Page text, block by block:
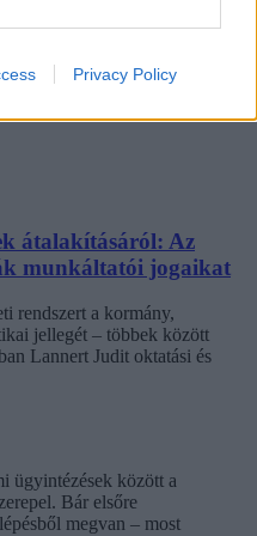
Privacy Policy
foglalkozás, újra az
javasolta az
a Magyar
átalakításáról: Az
munkáltatói jogaikat
rendszert a kormány,
jellegét – többek között
Lannert Judit oktatási és
ügyintézések között a
Bár elsőre
megvan – most